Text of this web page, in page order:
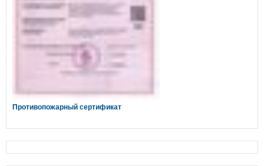
Противопожарный сертификат